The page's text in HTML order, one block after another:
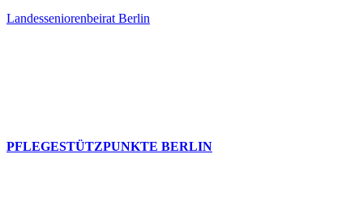
Landesseniorenbeirat Berlin
PFLEGESTÜTZPUNKTE BERLIN